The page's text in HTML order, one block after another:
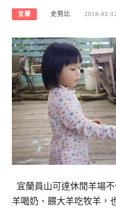
宜蘭 史努比 2018-02-
宜蘭員山可達休閒羊場
羊喝奶、餵大羊吃牧羊，